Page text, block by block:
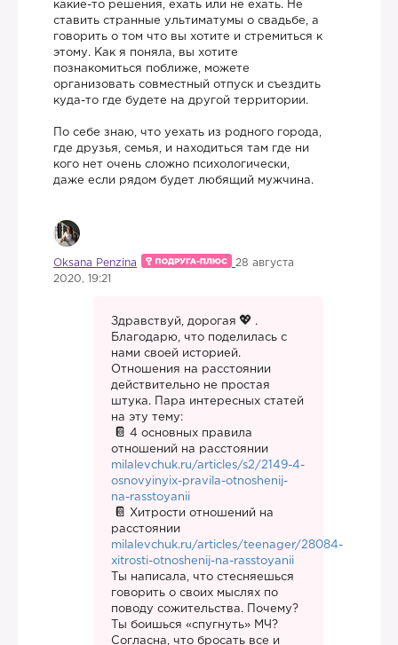
какие-то решения, ехать или не ехать. Не
ставить странные ультиматумы о свадьбе, а
говорить о том что вы хотите и стремиться к
этому. Как я поняла, вы хотите
познакомиться поближе, можете
организовать совместный отпуск и съездить
куда-то где будете на другой территории.
По себе знаю, что уехать из родного города,
где друзья, семья, и находиться там где ни
кого нет очень сложно психологически,
даже если рядом будет любящий мужчина.
Oksana Penzina
28 августа
2020, 19:21
Здравствуй, дорогая
.
Благодарю, что поделилась с
нами своей историей.
Отношения на расстоянии
действительно не простая
штука. Пара интересных статей
на эту тему:
4 основных правила
отношений на расстоянии
milalevchuk.ru/articles/s2/2149-4-
osnovyinyix-pravila-otnoshenij-
na-rasstoyanii
Хитрости отношений на
расстоянии
milalevchuk.ru/articles/teenager/28084-
xitrosti-otnoshenij-na-rasstoyanii
Ты написала, что стесняешься
говорить о своих мыслях по
поводу сожительства. Почему?
Ты боишься «спугнуть» МЧ?
Согласна, что бросать все и